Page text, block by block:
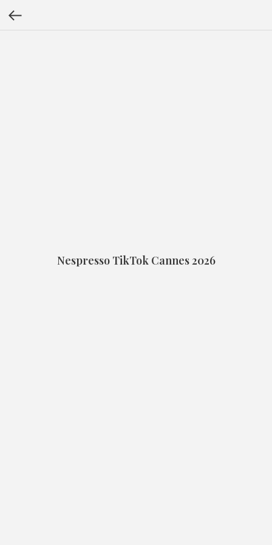
Nespresso TikTok Cannes 2026